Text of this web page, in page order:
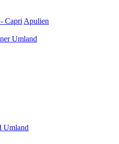
Capri Apulien
Umland
Umland